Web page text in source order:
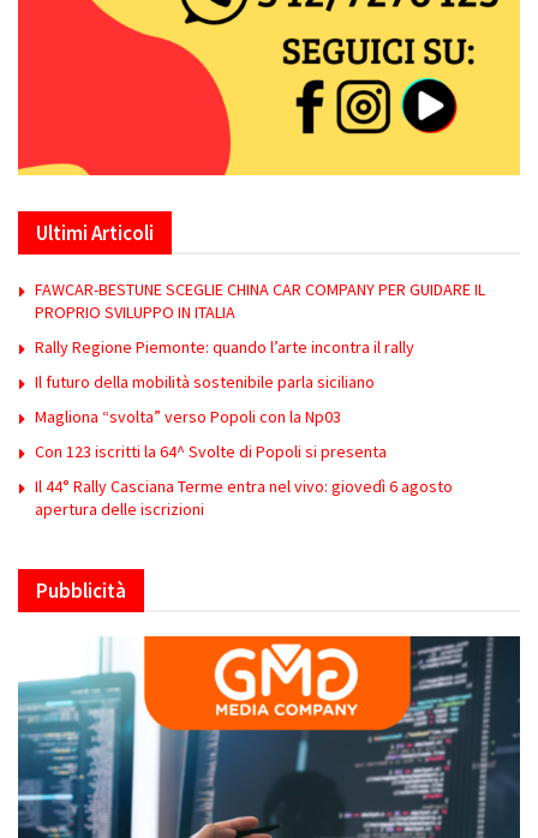
Ultimi Articoli
FAWCAR-BESTUNE SCEGLIE CHINA CAR COMPANY PER GUIDARE IL
PROPRIO SVILUPPO IN ITALIA
Rally Regione Piemonte: quando l’arte incontra il rally
Il futuro della mobilità sostenibile parla siciliano
Magliona “svolta” verso Popoli con la Np03
Con 123 iscritti la 64^ Svolte di Popoli si presenta
Il 44° Rally Casciana Terme entra nel vivo: giovedì 6 agosto
apertura delle iscrizioni
Pubblicità